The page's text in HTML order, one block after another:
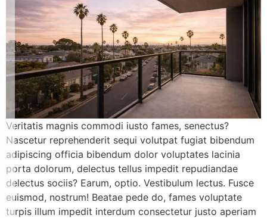
Veritatis magnis commodi iusto fames, senectus?
Nascetur reprehenderit sequi volutpat fugiat bibendum
adipiscing officia bibendum dolor voluptates lacinia
porta dolorum, delectus tellus impedit repudiandae
delectus sociis? Earum, optio. Vestibulum lectus. Fusce
euismod, nostrum! Beatae pede do, fames voluptate
turpis illum impedit interdum consectetur justo aperiam